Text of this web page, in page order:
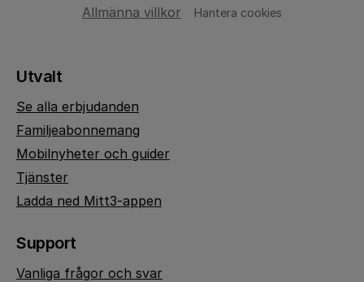
Allmänna villkor Hantera cookies
Utvalt
Se alla erbjudanden
Familjeabonnemang
Mobilnyheter och guider
Tjänster
Ladda ned Mitt3-appen
Support
Vanliga frågor och svar